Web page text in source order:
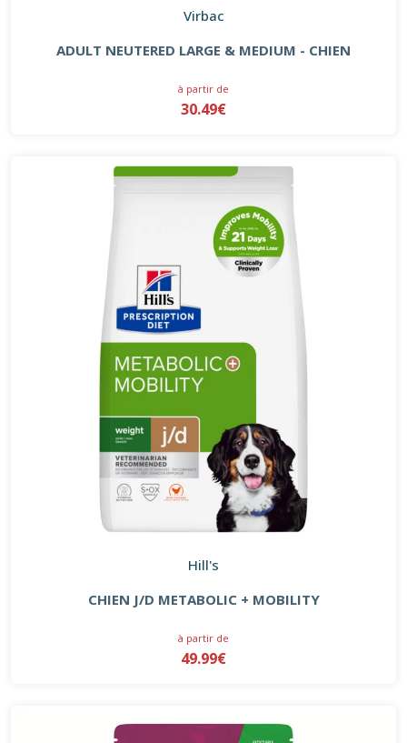
Virbac
ADULT NEUTERED LARGE & MEDIUM - CHIEN
à partir de
30.49€
Hill's
CHIEN J/D METABOLIC + MOBILITY
à partir de
49.99€